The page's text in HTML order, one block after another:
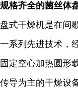
规格齐全的菌丝体
盘式干燥机是在间
一系列先进技术，
固定空心加热圆形
传导为主的干燥设